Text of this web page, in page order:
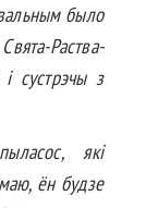
было
Раства-
і сустрэчы з
які
ён будзе